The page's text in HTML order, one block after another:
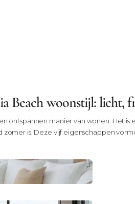
Beach woonstijl: licht,
ontspannen manier van wonen. Het
is. Deze vijf eigenschappen